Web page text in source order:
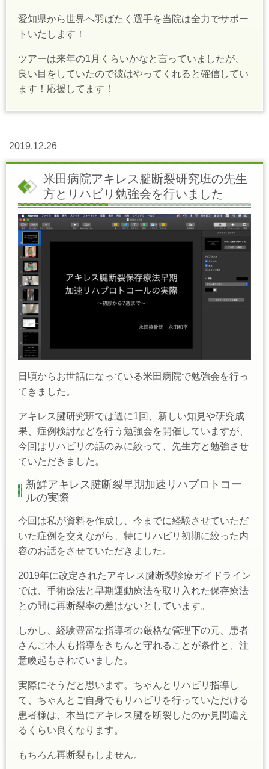
愛知県から世界へ羽ばたく選手を当院は全力でサポー
トいたします！
ツアーは来年の1月くらいかなと言っていましたが、
良い目をしていたので彼はやってくれると確信してい
ます！応援してます！
2019.12.26
米田病院アキレス腱断裂研究班の先生
方とリハビリ勉強会を行いました
日頃からお世話になっている米田病院で勉強会を行っ
てきました。
アキレス腱研究班では週に1回、新しい知見や研究成
果、症例検討などを行う勉強会を開催していますが、
今回はリハビリの話のみに絞って、先生方と勉強させ
ていただきました。
新鮮アキレス腱断裂早期加速リハプロトコー
ルの実際
今回は私が資料を作成し、今までに経験させていただ
いた症例を交えながら、特にリハビリ初期に絞った内
容のお話をさせていただきました。
2019年に改定されたアキレス腱断裂診療ガイドライン
では、手術療法と早期運動療法を取り入れた保存療法
との間に再断裂率の差はないとしています。
しかし、経験豊富な指導者の厳格な管理下の元、患者
さんご本人も指導をきちんと守れることが条件と、注
意喚起もされていました。
実際にそうだと思います。ちゃんとリハビリ指導し
て、ちゃんとご自身でもリハビリを行っていただける
患者様は、本当にアキレス腱を断裂したのか見間違え
るくらい良くなります。
もちろん再断裂もしません。